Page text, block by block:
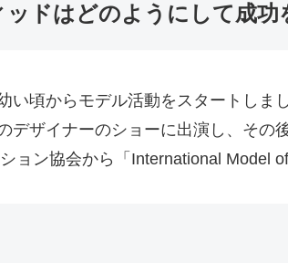
ッドはどのようにして成功
い頃からモデル活動をスタートし
デザイナーのショーに出演し、その
ョン協会から「International Model